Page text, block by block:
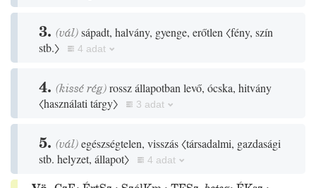
3. (vál)sápadt, halvány, gyenge, erőtlen 〈fény, szín
stb.〉
4 adat
4. (kissérég)rossz állapotban levő, ócska, hitvány
〈használati tárgy〉
3 adat
5. (vál)egészségtelen, visszás〈társadalmi, gazdasági
stb. helyzet, állapot〉
4 adat